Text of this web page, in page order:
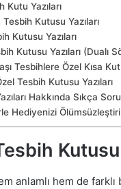
Kutu Yazıları
Kutusu Yazıları
Kutusu Yazıları
Kutusu Yazıları (Dualı
Tesbihlere Özel Kısa
Tesbih Kutusu Yazıları
Hakkında Sıkça
Hediyenizi
Kutusu
anlamlı hem de